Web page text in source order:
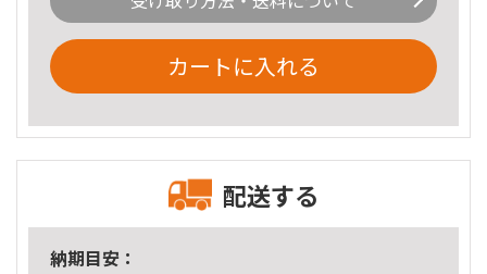
カートに入れる
配送する
納期目安：